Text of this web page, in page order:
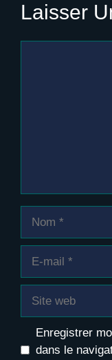
Laisser
Enregistrer
dans le